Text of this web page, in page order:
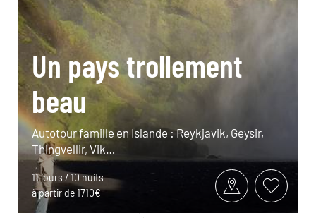
Un pays trollement
beau
Autotour famille en Islande : Reykjavik, Geysir,
Thingvellir, Vik…
11 jours / 10 nuits
à partir de 1710€